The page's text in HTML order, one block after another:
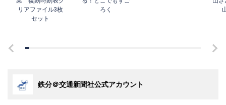
リアファイル3枚
セット
ろく
鉄分＠交通新聞社公式アカウント